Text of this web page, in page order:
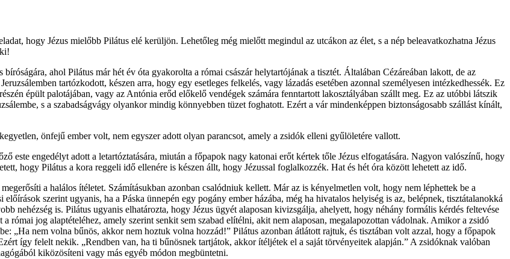
hogy Jézus mielőbb Pilátus elé kerüljön. Lehetőleg még mielőtt megindul az utcákon az élet, s a nép beleavatkozhatna Jézus
ahol Pilátus már hét év óta gyakorolta a római császár helytartójának a tisztét. Általában Cézáreában lakott, de az
tartózkodott, készen arra, hogy egy esetleges felkelés, vagy lázadás esetében azonnal személyesen intézkedhessék. Ez
épült palotájában, vagy az Antónia erőd előkelő vendégek számára fenntartott lakosztályában szállt meg. Ez az utóbbi látszik
s a szabadságvágy olyankor mindig könnyebben tüzet foghatott. Ezért a vár mindenképpen biztonságosabb szállást kínált,
önfejű ember volt, nem egyszer adott olyan parancsot, amely a zsidók elleni gyűlöletére vallott.
este engedélyt adott a letartóztatására, miután a főpapok nagy katonai erőt kértek tőle Jézus elfogatására. Nagyon valószínű, hogy
hogy Pilátus a kora reggeli idő ellenére is készen állt, hogy Jézussal foglalkozzék. Hat és hét óra között lehetett az idő.
a halálos ítéletet. Számításukban azonban csalódniuk kellett. Már az is kényelmetlen volt, hogy nem léphettek be a
szerint ugyanis, ha a Páska ünnepén egy pogány ember házába, még ha hivatalos helyiség is az, belépnek, tisztátalanokká
nehézség is. Pilátus ugyanis elhatározta, hogy Jézus ügyét alaposan kivizsgálja, ahelyett, hogy néhány formális kérdés feltevése
római jog alaptételéhez, amely szerint senkit sem szabad elítélni, akit nem alaposan, megalapozottan vádolnak. Amikor a zsidó
„Ha nem volna bűnös, akkor nem hoztuk volna hozzád!” Pilátus azonban átlátott rajtuk, és tisztában volt azzal, hogy a főpapok
így felelt nekik. „Rendben van, ha ti bűnösnek tartjátok, akkor ítéljétek el a saját törvényeitek alapján.” A zsidóknak valóban
kiközösíteni vagy más egyéb módon megbüntetni.